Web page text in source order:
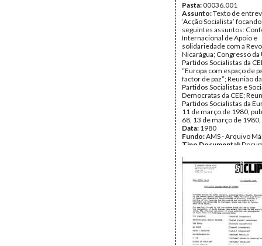
Pasta:00036.001
Assunto:Texto de
‘Acção Socialista’
seguintes assuntos:
Internacional de Apoio e
solidariedade com a
Nicarágua; Congresso da
Partidos Socialistas da
“Europa com espaço de
factor de paz”; Reunião
Partidos Socialistas e
Democratas da CEE;
Partidos Socialistas da
11 de março de 1980,
68, 13 de março de
Data: 1980
Fundo:AMS - Arquivo
Tipo Documental: